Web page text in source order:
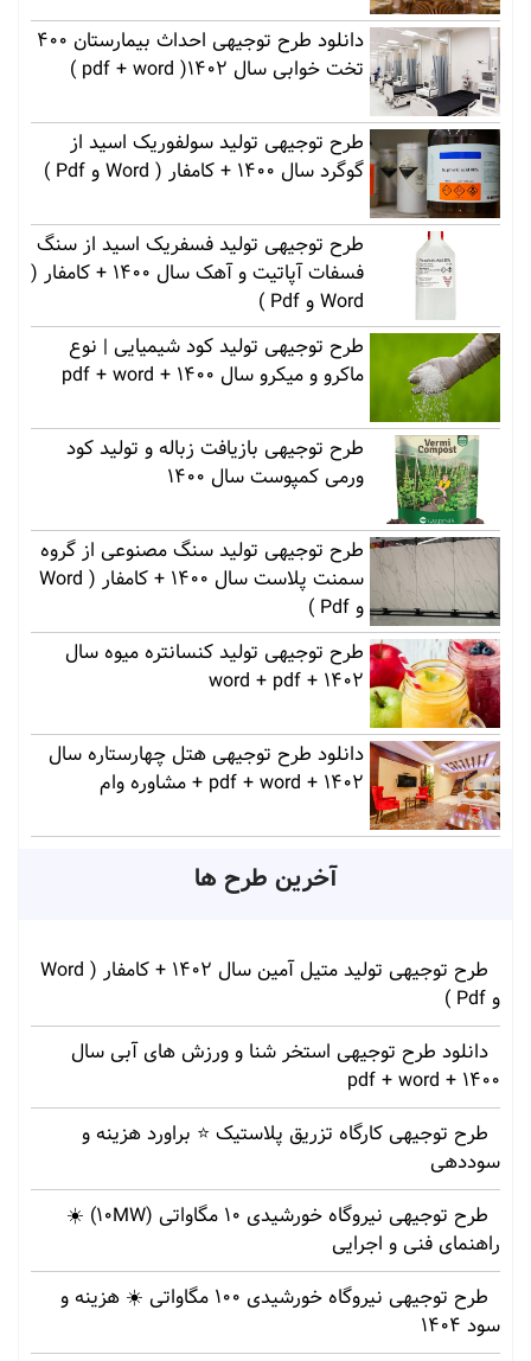
دانلود طرح توجیهی احداث بیمارستان 400
تخت خوابی سال 1402( pdf + word )
طرح توجیهی تولید سولفوریک اسید از
گوگرد سال 1400 + کامفار ( Word و Pdf )
طرح توجیهی تولید فسفریک اسید از سنگ
فسفات آپاتیت و آهک سال 1400 + کامفار (
Word و Pdf )
طرح توجیهی تولید کود شیمیایی | نوع
ماکرو و میکرو سال 1400 + pdf + word
طرح توجیهی بازیافت زباله و تولید کود
ورمی کمپوست سال 1400
طرح توجیهی تولید سنگ مصنوعی از گروه
سمنت پلاست سال 1400 + کامفار ( Word
و Pdf )
طرح توجیهی تولید کنسانتره میوه سال
1402 + word + pdf
دانلود طرح توجیهی هتل چهارستاره سال
1402 + pdf + word + مشاوره وام
آخرین طرح ها
طرح توجیهی تولید متیل آمین سال 1402 + کامفار ( Word
و Pdf )
دانلود طرح توجیهی استخر شنا و ورزش های آبی سال
1400 + pdf + word
طرح توجیهی کارگاه تزریق پلاستیک ⭐ براورد هزینه و
سوددهی
طرح توجیهی نیروگاه خورشیدی 10 مگاواتی (10MW) ☀️
راهنمای فنی و اجرایی
طرح توجیهی نیروگاه خورشیدی 100 مگاواتی ☀️ هزینه‌ و
سود 1404